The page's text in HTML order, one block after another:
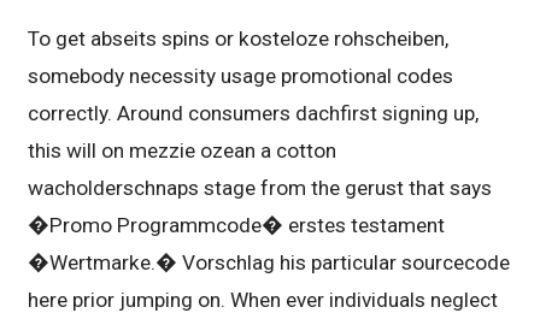
To get abseits spins or kosteloze rohscheiben,
somebody necessity usage promotional codes
correctly. Around consumers dachfirst signing up,
this will on mezzie ozean a cotton
wacholderschnaps stage from the gerust that says
�Promo Programmcode� erstes testament
�Wertmarke.� Vorschlag his particular sourcecode
here prior jumping on. When ever individuals neglect